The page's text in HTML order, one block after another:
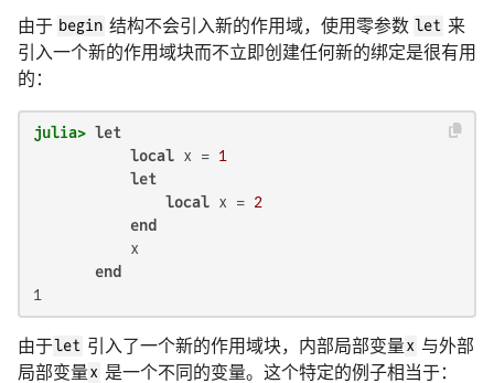
由于 begin 结构不会引入新的作用域，使用零参数 let 来
引入一个新的作用域块而不立即创建任何新的绑定是很有用
的：
julia> let
local x = 1
let
local x = 2
end
           x
end
1
由于 let 引入了一个新的作用域块，内部局部变量x 与外部
局部变量x 是一个不同的变量。这个特定的例子相当于：